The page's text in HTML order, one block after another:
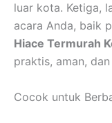
luar kota. Ketiga,
acara Anda, baik
Hiace Termurah
praktis, aman,
Cocok untuk